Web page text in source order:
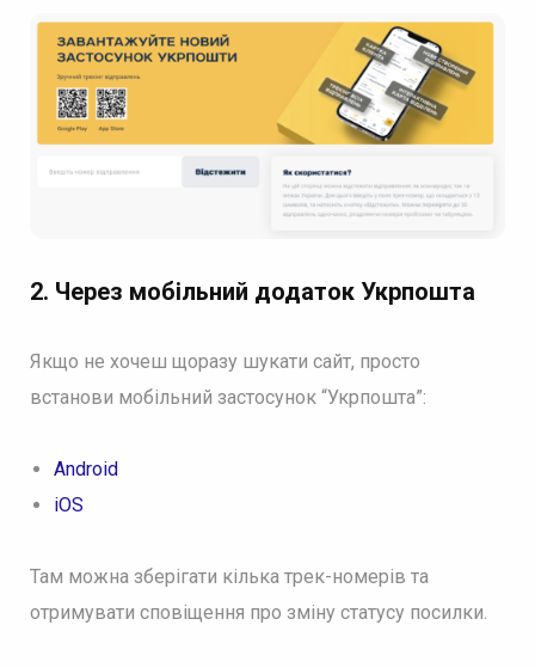
2. Через мобільний додаток Укрпошта
Якщо не хочеш щоразу шукати сайт, просто
встанови мобільний застосунок “Укрпошта”:
Android
iOS
Там можна зберігати кілька трек-номерів та
отримувати сповіщення про зміну статусу посилки.